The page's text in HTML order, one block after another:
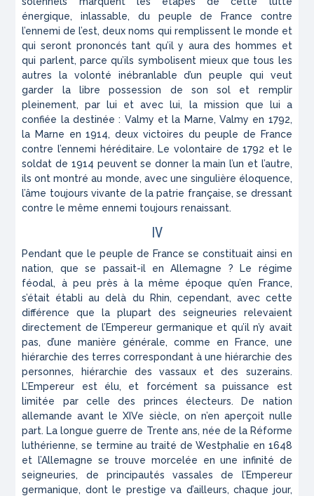
énergique, inlassable, du peuple de France contre
l’ennemi de l’est, deux noms qui remplissent le monde et
qui seront prononcés tant qu’il y aura des hommes et
qui parlent, parce qu’ils symbolisent mieux que tous les
autres la volonté inébranlable d’un peuple qui veut
garder la libre possession de son sol et remplir
pleinement, par lui et avec lui, la mission que lui a
confiée la destinée : Valmy et la Marne, Valmy en 1792,
la Marne en 1914, deux victoires du peuple de France
contre l’ennemi héréditaire. Le volontaire de 1792 et le
soldat de 1914 peuvent se donner la main l’un et l’autre,
ils ont montré au monde, avec une singulière éloquence,
l’âme toujours vivante de la patrie française, se dressant
contre le même ennemi toujours renaissant.
IV
Pendant que le peuple de France se constituait ainsi en
nation, que se passait-il en Allemagne ? Le régime
féodal, à peu près à la même époque qu’en France,
s’était établi au delà du Rhin, cependant, avec cette
différence que la plupart des seigneuries relevaient
directement de l’Empereur germanique et qu’il n’y avait
pas, d’une manière générale, comme en France, une
hiérarchie des terres correspondant à une hiérarchie des
personnes, hiérarchie des vassaux et des suzerains.
L’Empereur est élu, et forcément sa puissance est
limitée par celle des princes électeurs. De nation
allemande avant le XIVe siècle, on n’en aperçoit nulle
part. La longue guerre de Trente ans, née de la Réforme
luthérienne, se termine au traité de Westphalie en 1648
et l’Allemagne se trouve morcelée en une infinité de
seigneuries, de principautés vassales de l’Empereur
germanique, dont le prestige va d’ailleurs, chaque jour,